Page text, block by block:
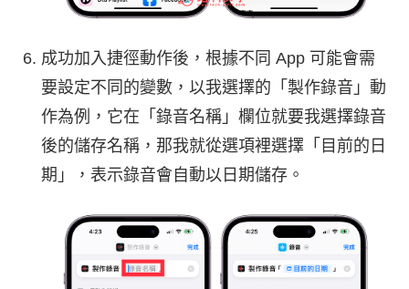
成功加入捷徑動作後，根據不同 App 可能會需
要設定不同的變數，以我選擇的「製作錄音」動
作為例，它在「錄音名稱」欄位就要我選擇錄音
後的儲存名稱，那我就從選項裡選擇「目前的日
期」，表示錄音會自動以日期儲存。